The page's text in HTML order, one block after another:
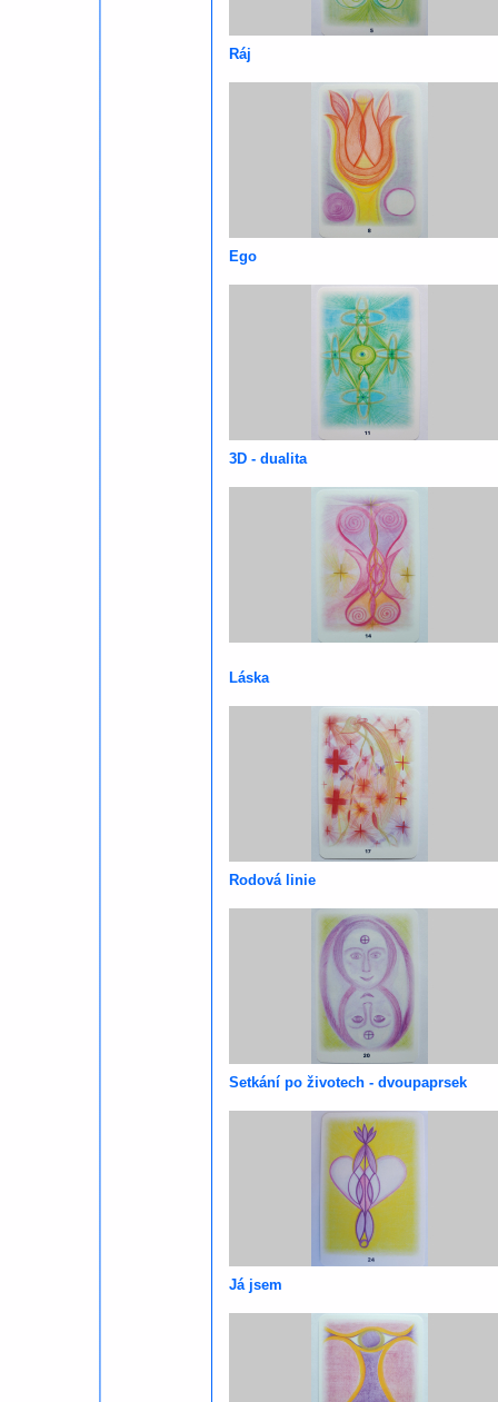
Ráj
Ego
3D - dualita
Láska
Rodová linie
Setkání po životech - dvoupaprsek
Já jsem